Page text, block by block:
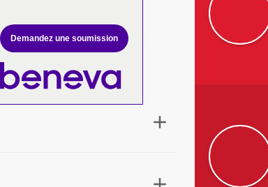
Demandez une soumission